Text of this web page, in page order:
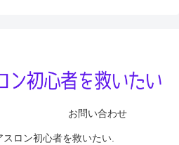
お問い合わせ
ロン初心者を救いたい.